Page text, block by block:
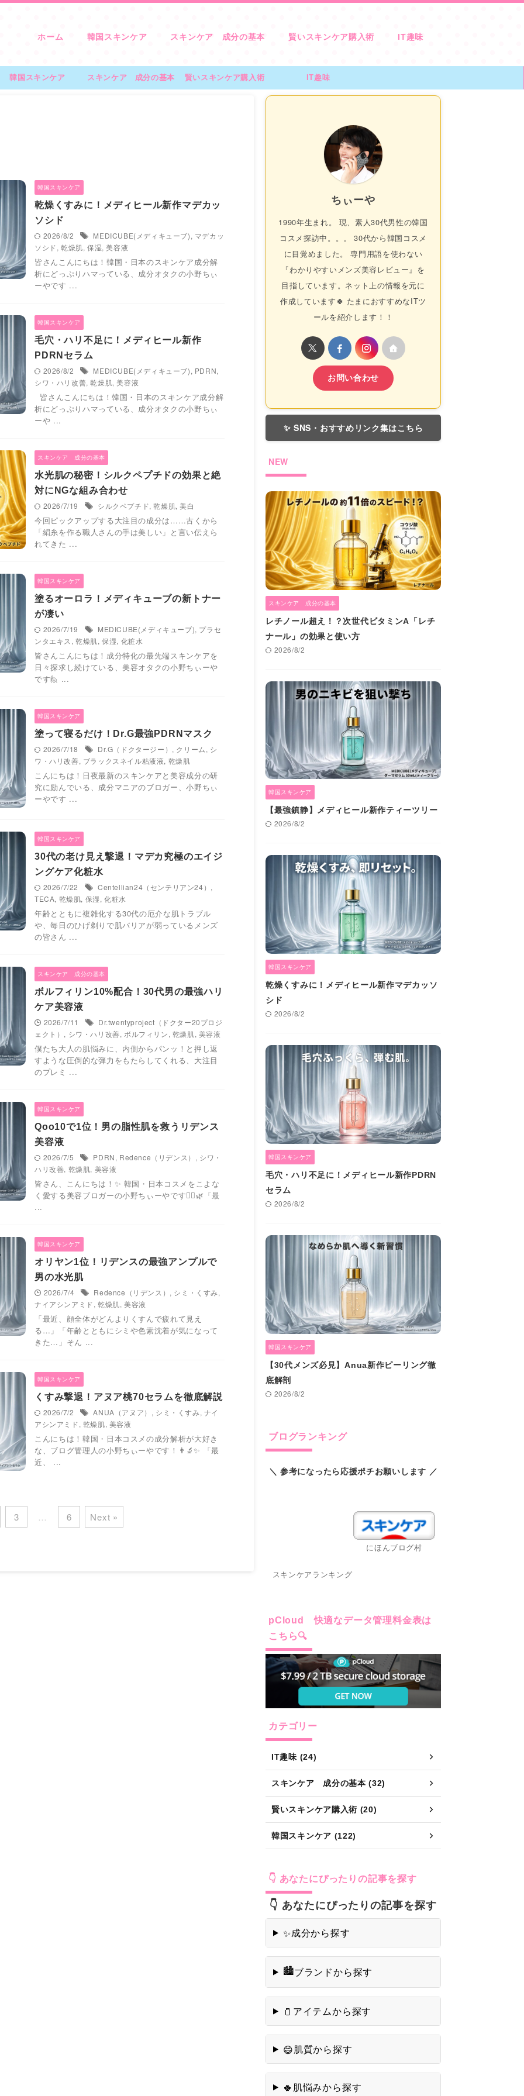
ホーム 韓国スキンケア スキンケア 成分の基本 賢いスキンケア購入術 IT趣味
韓国スキンケア スキンケア 成分の基本 賢いスキンケア購入術 IT趣味
韓国スキンケア
乾燥くすみに！メディヒール新作マデカッ
ソシド
2026/8/2
MEDICUBE(メディキューブ), マデカッ
ソシド,乾燥肌,保湿,美容液
皆さんこんにちは！韓国・日本のスキンケア成分解
析にどっぷりハマっている、成分オタクの小野ちぃ
ーやです ...
韓国スキンケア
毛穴・ハリ不足に！メディヒール新作
PDRNセラム
2026/8/2
MEDICUBE(メディキューブ), PDRN,
シワ・ハリ改善,乾燥肌,美容液
皆さんこんにちは！韓国・日本のスキンケア成分解
析にどっぷりハマっている、成分オタクの小野ちぃ
ーや ...
スキンケア 成分の基本
水光肌の秘密！シルクペプチドの効果と絶
対にNGな組み合わせ
2026/7/19
シルクペプチド,乾燥肌,美白
今回ピックアップする大注目の成分は……古くから
「絹糸を作る職人さんの手は美しい」と言い伝えら
れてきた ...
韓国スキンケア
塗るオーロラ！メディキューブの新トナー
が凄い
2026/7/19
MEDICUBE(メディキューブ), プラセ
ンタエキス ,乾燥肌,保湿, 化粧水
皆さんこんにちは！成分特化の最先端スキンケアを
日々探求し続けている、美容オタクの小野ちぃーや
です🙋‍ ...
韓国スキンケア
塗って寝るだけ！Dr.G最強PDRNマスク
2026/7/18
Dr.G（ドクタージー） , クリーム, シ
ワ・ハリ改善, ブラックスネイル粘液液, 乾燥肌
こんにちは！日夜最新のスキンケアと美容成分の研
究に励んでいる、成分マニアのブロガー、小野ちぃ
ーやです ...
韓国スキンケア
30代の老け見え撃退！マデカ究極のエイジ
ングケア化粧水
2026/7/22
Centellian24（センテリアン24） ,
TECA, 乾燥肌, 保湿,化粧水
年齢とともに複雑化する30代の厄介な肌トラブル
や、毎日のひげ剃りで肌バリアが弱っているメンズ
の皆さん ...
スキンケア 成分の基本
ボルフィリン10%配合！30代男の最強ハリ
ケア美容液
2026/7/11
Dr.twentyproject（ドクター20プロジ
ェクト） , シワ・ハリ改善, ボルフィリン, 乾燥肌, 美容液
僕たち大人の肌悩みに、内側からパンッ！と押し返
すような圧倒的な弾力をもたらしてくれる、大注目
のプレミ ...
韓国スキンケア
Qoo10で1位！男の脂性肌を救うリデンス
美容液
2026/7/5
PDRN, Redence（リデンス） , シワ・
ハリ改善, 乾燥肌, 美容液
皆さん、こんにちは！✨ 韓国・日本コスメをこよな
く愛する美容ブロガーの小野ちぃーやです🙋‍♂️🌿「最
...
韓国スキンケア
オリヤン1位！リデンスの最強アンプルで
男の水光肌
2026/7/4
Redence（リデンス） , シミ・くすみ,
ナイアシンアミド,乾燥肌,美容液
「最近、顔全体がどんよりくすんで疲れて見え
る…」「年齢とともにシミや色素沈着が気になって
きた…」そん ...
韓国スキンケア
くすみ撃退！アヌア桃70セラムを徹底解説
2026/7/2
ANUA（アヌア） , シミ・くすみ, ナイ
アシンアミド, 乾燥肌, 美容液
こんにちは！韓国・日本コスメの成分解析が大好き
な、ブログ管理人の小野ちぃーやです！👨‍🔬✨ 「最
近、 ...
3 … 6 Next »
ちぃーや
1990年生まれ。 現、素人30代男性の韓国
コスメ探訪中。。。 30代から韓国コスメ
に目覚めました。 専門用語を使わない
『わかりやすいメンズ美容レビュー』を
目指しています。ネット上の情報を元に
作成しています🍀 たまにおすすめなITツ
ールを紹介します！！
お問い合わせ
✨ SNS・おすすめリンク集はこちら
NEW
スキンケア 成分の基本
レチノール超え！？次世代ビタミンA「レチ
ナール」の効果と使い方
2026/8/2
韓国スキンケア
【最強鎮静】メディヒール新作ティーツリー
2026/8/2
韓国スキンケア
乾燥くすみに！メディヒール新作マデカッソ
シド
2026/8/2
韓国スキンケア
毛穴・ハリ不足に！メディヒール新作PDRN
セラム
2026/8/2
韓国スキンケア
【30代メンズ必見】Anua新作ピーリング徹
底解剖
2026/8/2
ブログランキング
＼ 参考になったら応援ポチお願いします ／
にほんブログ村
カテゴリー
IT趣味 (24)
スキンケア 成分の基本 (32)
賢いスキンケア購入術 (20)
韓国スキンケア (122)
👇 あなたにぴったりの記事を探す
👇 あなたにぴったりの記事を探す
✨成分から探す
🏙️ブランドから探す
🫙アイテムから探す
😄肌質から探す
🍀肌悩みから探す
🛒ショップ・お得情報